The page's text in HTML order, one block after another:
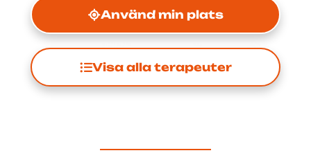
Använd min plats
Visa alla terapeuter